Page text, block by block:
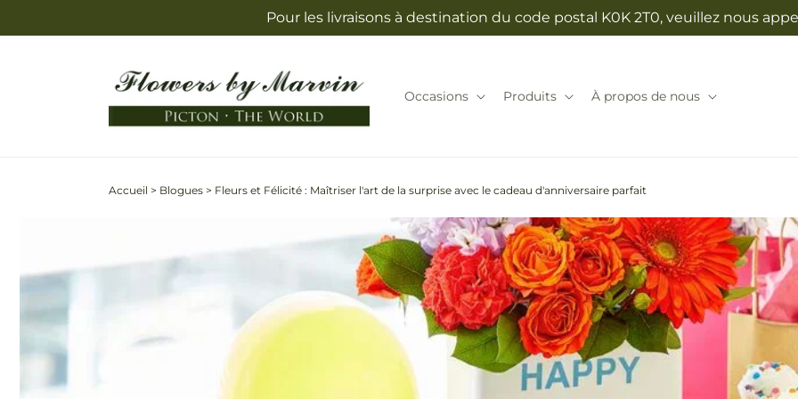
au
Pour les livraisons à destination du code postal K0K 2T0, veuillez nous
Occasions Produits À propos de nous
Accueil > Blogues > Fleurs et Félicité : Maîtriser l'art de la surprise avec le cadeau d'anniversaire parfait